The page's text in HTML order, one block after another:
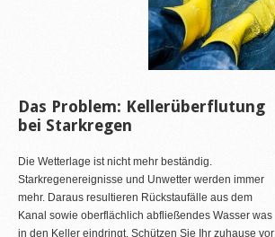
Das Problem: Kellerüberflutung
bei Starkregen
Die Wetterlage ist nicht mehr beständig.
Starkregenereignisse und Unwetter werden immer
mehr. Daraus resultieren Rückstaufälle aus dem
Kanal sowie oberflächlich abfließendes Wasser was
in den Keller eindringt. Schützen Sie Ihr zuhause vor